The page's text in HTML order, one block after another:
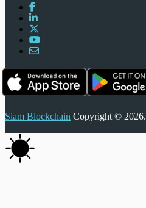
Siam Blockchain Copyright © 2026.